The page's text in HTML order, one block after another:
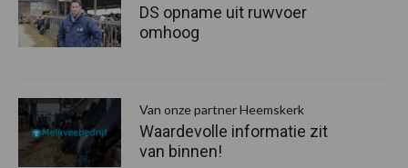
DS opname uit ruwvoer
omhoog
Van onze partner Heemskerk
Waardevolle informatie zit
van binnen!